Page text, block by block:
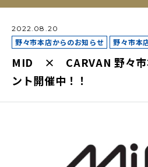
2022.08.20
野々市本店からのお知らせ 野々市本
MID × CARVAN 野々市
ント開催中！！